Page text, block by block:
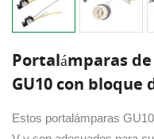
Portalámparas
GU10 con
Estos portalámparas